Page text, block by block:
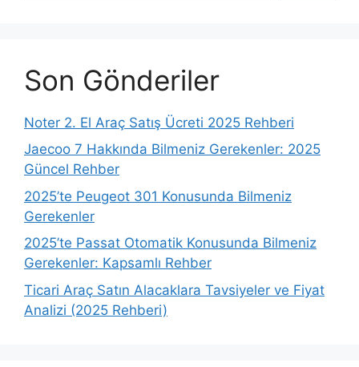
Son Gönderiler
Noter 2. El Araç Satış Ücreti 2025 Rehberi
Jaecoo 7 Hakkında Bilmeniz Gerekenler: 2025
Güncel Rehber
2025’te Peugeot 301 Konusunda Bilmeniz
Gerekenler
2025’te Passat Otomatik Konusunda Bilmeniz
Gerekenler: Kapsamlı Rehber
Ticari Araç Satın Alacaklara Tavsiyeler ve Fiyat
Analizi (2025 Rehberi)